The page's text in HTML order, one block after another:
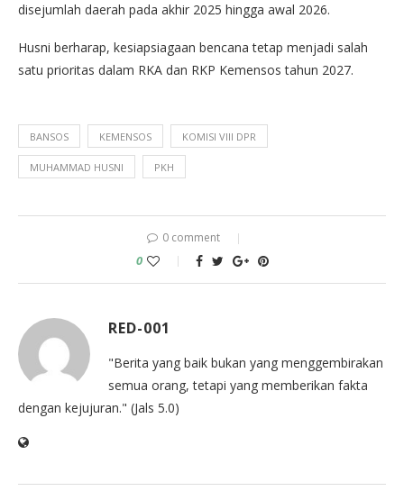
disejumlah daerah pada akhir 2025 hingga awal 2026.
Husni berharap, kesiapsiagaan bencana tetap menjadi salah
satu prioritas dalam RKA dan RKP Kemensos tahun 2027.
BANSOS KEMENSOS KOMISI VIII DPR
MUHAMMAD HUSNI PKH
0 comment
0
RED-001
"Berita yang baik bukan yang menggembirakan
semua orang, tetapi yang memberikan fakta
dengan kejujuran." (Jals 5.0)